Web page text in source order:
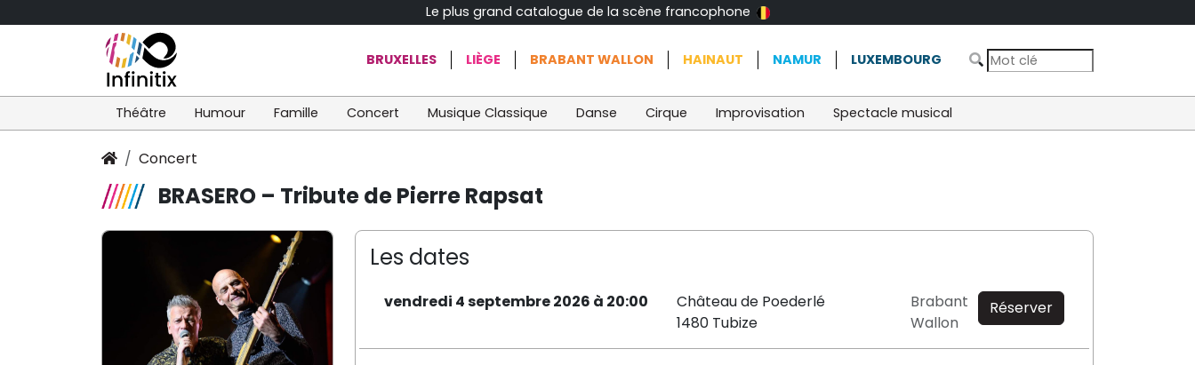
Le plus grand catalogue de la scène francophone
BRUXELLES LIÈGE BRABANT WALLON HAINAUT NAMUR LUXEMBOURG
Théâtre Humour Famille Concert Musique Classique Danse Cirque Improvisation Spectacle musical
Concert
BRASERO – Tribute de Pierre Rapsat
Les dates
vendredi 4 septembre 2026 à 20:00
Château de Poederlé
1480 Tubize
Brabant
Wallon
Réserver